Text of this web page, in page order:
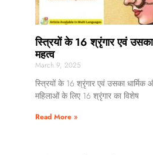
स्त्रियों के 16 श्रृंगार एवं उसका
महत्व
March 9, 2025
स्त्रियों के 16 श्रृंगार एवं उसका धार्मिक
महिलाओं के लिए 16 श्रृंगार का विशेष
Read More »